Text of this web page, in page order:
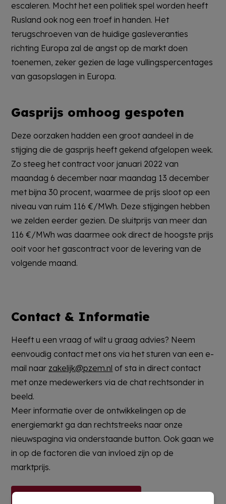
escaleren. Mocht het een politiek spel worden heeft
Rusland ook nog een troef in handen. Het
terugschroeven van de huidige gasleveranties
richting Europa zal de angst op de markt doen
toenemen, zeker gezien de lage vullingspercentages
van gasopslagen in Europa.
Gasprijs omhoog gespoten
Deze oorzaken hadden een groot aandeel in de
stijging die de gasprijs heeft gekend afgelopen week.
Zo steeg het contract voor januari 2022 van
maandag 6 december naar maandag 13 december
met bijna 30 procent, waarmee de prijs sloot op een
niveau van ruim 116 €/MWh. Deze stijgingen hebben
we zelden eerder gezien. De sluitprijs van meer dan
116 €/MWh was daarmee ook direct de hoogste prijs
ooit voor het gascontract voor de levering van de
volgende maand.
Contact & Informatie
Heeft u een vraag of wilt u graag advies? Neem
eenvoudig contact met ons via het sturen van een e-
mail naar zakelijk@pzem.nl of sta in direct contact
met onze medewerkers via de chat rechtsonder in
beeld.
Meer informatie over de ontwikkelingen op de
energiemarkt ga dan rechtstreeks naar onze
nieuwspagina via onderstaande button. Ook gaan we
in op de factoren die van invloed zijn op de
marktprijs.